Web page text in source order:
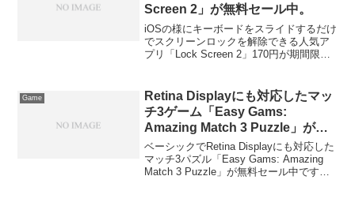
Screen 2」が無料セール中。
iOSの様にキーボードをスライドするだけ
でスクリーンロックを解除できる人気ア
プリ「Lock Screen 2」170円が期間限定
Game
Retina Displayにも対応したマッ
チ3ゲーム「Easy Gams:
Amazing Match 3 Puzzle」が無
料セール中
ベーシックでRetina Displayにも対応した
マッチ3パズル「Easy Gams: Amazing
Match 3 Puzzle」が無料セール中です。